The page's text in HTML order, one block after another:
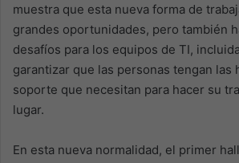
muestra que esta nueva forma de
grandes oportunidades, pero también
desafíos para los equipos de TI,
garantizar que las personas tengan las
soporte que necesitan para hacer su
lugar.
En esta nueva normalidad, el primer